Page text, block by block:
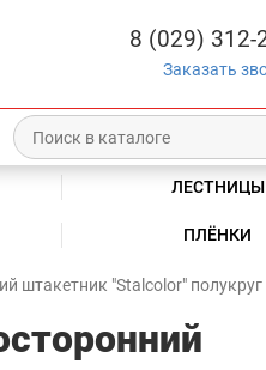
8 (029) 312-
Заказать
ЛЕСТНИЦЫ
ПЛЁНКИ
штакетник "Stalcolor"